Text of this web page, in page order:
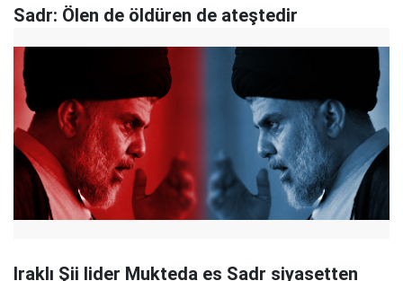
Sadr: Ölen de öldüren de ateştedir
Iraklı Şii lider Mukteda es Sadr siyasetten